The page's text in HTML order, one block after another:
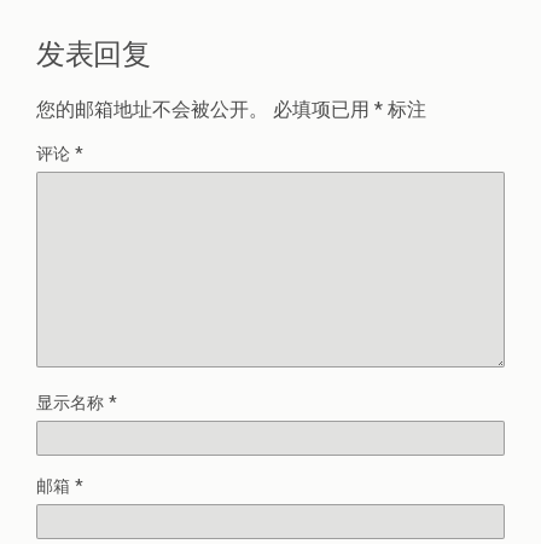
发表回复
您的邮箱地址不会被公开。 必填项已用 * 标注
评论 *
显示名称 *
邮箱 *